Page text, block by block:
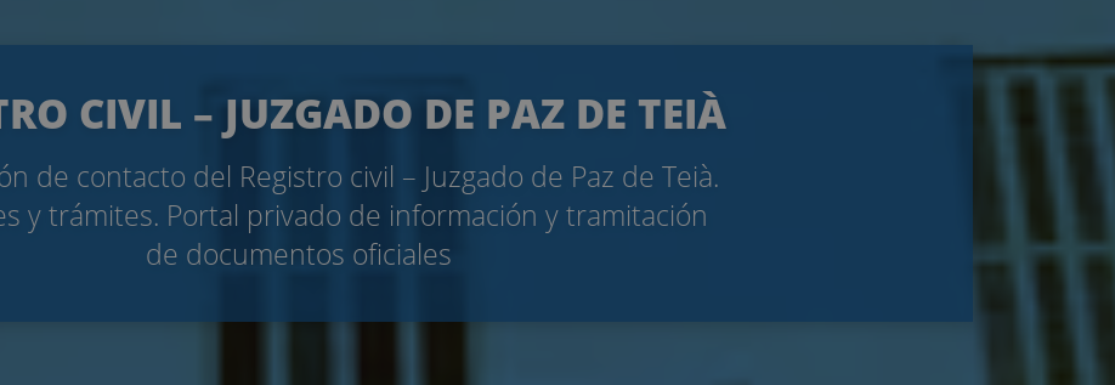
CIVIL – JUZGADO DE PAZ DE TEIÀ
de contacto del Registro civil – Juzgado de Paz de Teià.
y trámites. Portal privado de información y tramitación
de documentos oficiales